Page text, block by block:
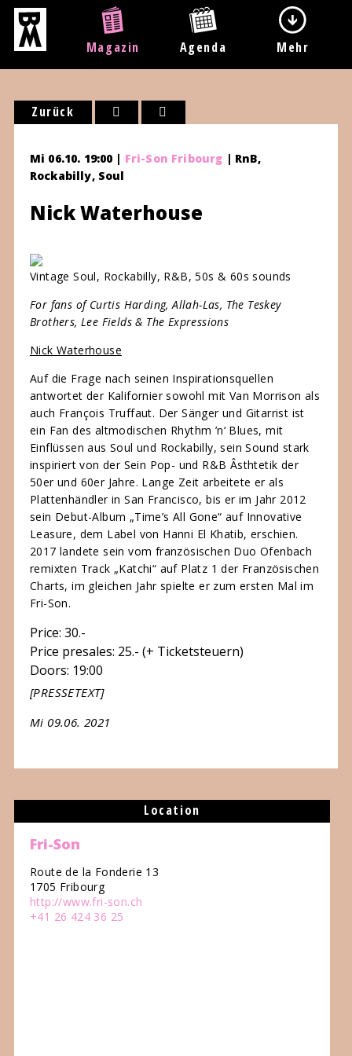
Magazin Agenda Mehr
Zurück
Mi 06.10. 19:00 | Fri-Son Fribourg | RnB,
Rockabilly, Soul
Nick Waterhouse
Vintage Soul, Rockabilly, R&B, 50s & 60s sounds
For fans of Curtis Harding, Allah-Las, The Teskey
Brothers, Lee Fields & The Expressions
Nick Waterhouse
Auf die Frage nach seinen Inspirationsquellen
antwortet der Kalifornier sowohl mit Van Morrison als
auch François Truffaut. Der Sänger und Gitarrist ist
ein Fan des altmodischen Rhythm ’n‘ Blues, mit
Einflüssen aus Soul und Rockabilly, sein Sound stark
inspiriert von der Sein Pop- und R&B Âsthtetik der
50er und 60er Jahre. Lange Zeit arbeitete er als
Plattenhändler in San Francisco, bis er im Jahr 2012
sein Debut-Album „Time’s All Gone“ auf Innovative
Leasure, dem Label von Hanni El Khatib, erschien.
2017 landete sein vom französischen Duo Ofenbach
remixten Track „Katchi“ auf Platz 1 der Französischen
Charts, im gleichen Jahr spielte er zum ersten Mal im
Fri-Son.
Price: 30.-
Price presales: 25.- (+ Ticketsteuern)
Doors: 19:00
[PRESSETEXT]
Mi 09.06. 2021
Location
Fri-Son
Route de la Fonderie 13
1705 Fribourg
http://www.fri-son.ch
+41 26 424 36 25